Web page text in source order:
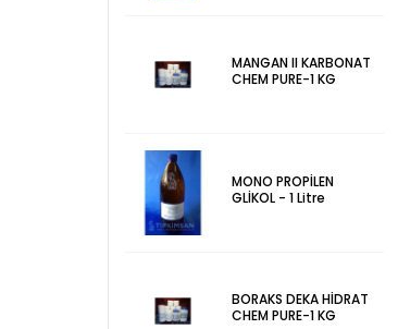
CHEMPURE-1 KG
MANGAN II KARBONAT
CHEM PURE-1 KG
MONO PROPİLEN
GLİKOL - 1 Litre
BORAKS DEKA HİDRAT
CHEM PURE-1 KG